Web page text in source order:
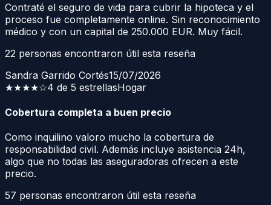
Contraté el seguro de vida para cubrir la hipoteca y el
proceso fue completamente online. Sin reconocimiento
médico y con un capital de 250.000 EUR. Muy fácil.
22 personas encontraron útil esta reseña
Sandra Garrido Cortés15/07/2026
★★★★☆4 de 5 estrellasHogar
Cobertura completa a buen precio
Como inquilino valoro mucho la cobertura de
responsabilidad civil. Además incluye asistencia 24h,
algo que no todas las aseguradoras ofrecen a este
precio.
57 personas encontraron útil esta reseña